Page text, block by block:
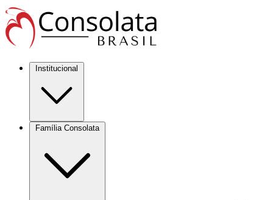
Institucional
Família Consolata